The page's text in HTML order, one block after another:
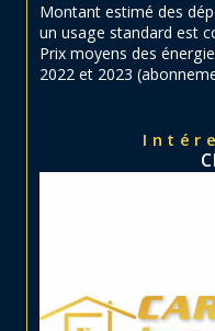
Montant estimé des
un usage standard est
Prix moyens des
2022 et 2023